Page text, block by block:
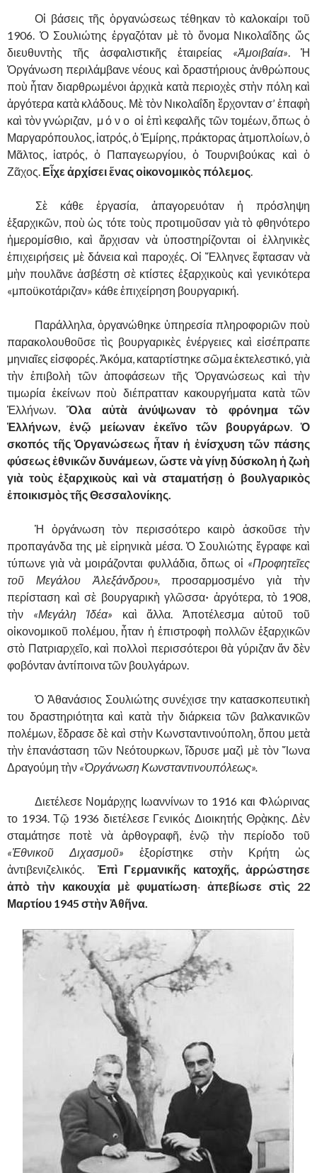
Οἱ βάσεις τῆς ὁργανώσεως τέθηκαν τὸ καλοκαίρι τοῦ
1906. Ὁ Σουλιώτης ἐργαζόταν μὲ τὸ ὄνομα Νικολαΐδης ὥς
διευθυντὴς τῆς ἀσφαλιστικῆς ἑταιρείας «Ἁμοιβαία». Ἡ
Ὀργάνωση περιλάμβανε νέους καὶ δραστήριους ἀνθρώπους
ποὺ ἦταν διαρθρωμένοι ἀρχικὰ κατὰ περιοχὲς στὴν πόλη καὶ
ἀργότερα κατὰ κλάδους. Μὲ τὸν Νικολαΐδη ἔρχονταν σ’ ἐπαφὴ
καὶ τὸν γνώριζαν, μ ό ν ο οἱ ἐπὶ κεφαλῆς τῶν τομέων, ὅπως ὁ
Μαργαρόπουλος, ἰατρός, ὁ Ἐμίρης, πράκτορας ἀτμοπλοίων, ὁ
Μᾶλτος, ἰατρός, ὁ Παπαγεωργίου, ὁ Τουρνιβούκας καὶ ὁ
Ζᾶχος. Εἶχε ἀρχίσει ἕνας οἰκονομικὸς πόλεμος.
Σὲ κάθε ἐργασία, ἀπαγορευόταν ἡ πρόσληψη
ἐξαρχικῶν, ποὺ ὡς τότε τοὺς προτιμοῦσαν γιὰ τὸ φθηνότερο
ἡμερομίσθιο, καὶ ἄρχισαν νὰ ὑποστηρίζονται οἱ ἑλληνικὲς
ἐπιχειρήσεις μὲ δάνεια καὶ παροχές. Οἱ Ἕλληνες ἔφτασαν νὰ
μὴν πουλᾶνε ἀσβέστη σὲ κτίστες ἐξαρχικοὺς καὶ γενικότερα
«μποϋκοτάριζαν» κάθε ἐπιχείρηση βουργαρική.
Παράλληλα, ὁργανώθηκε ὑπηρεσία πληροφοριῶν ποὺ
παρακολουθοῦσε τὶς βουργαρικὲς ἐνέργειες καὶ εἰσέπραπε
μηνιαῖες εἰσφορές. Ἀκόμα, καταρτίστηκε σῶμα ἐκτελεστικό, γιὰ
τὴν ἐπιβολὴ τῶν ἀποφάσεων τῆς Ὁργανώσεως καὶ τὴν
τιμωρία ἐκείνων ποὺ διέπρατταν κακουργήματα κατὰ τῶν
Ἑλλήνων. Ὅλα αὐτὰ ἀνύψωναν τὸ φρόνημα τῶν
Ἑλλήνων, ἐνῷ μείωναν ἐκεῖνο τῶν βουργάρων.Ὁ
σκοπός τῆς Ὁργανώσεως ἦταν ἡ ἐνίσχυση τῶν πάσης
φύσεως ἐθνικῶν δυνάμεων, ὥστε νὰ γίνῃ δύσκολη ἡ ζωὴ
γιὰ τοὺς ἐξαρχικοὺς καὶ νὰ σταματήσῃ ὁ βουλγαρικὸς
ἐποικισμὸς τῆς Θεσσαλονίκης.
Ἡ ὁργάνωση τὸν περισσότερο καιρὸ ἀσκοῦσε τὴν
προπαγάνδα της μὲ εἰρηνικὰ μέσα. Ὁ Σουλιώτης ἔγραφε καὶ
τύπωνε γιὰ νὰ μοιράζονται φυλλάδια, ὅπως οἱ «Προφητεῖες
τοῦ Μεγάλου Ἀλεξάνδρου», προσαρμοσμένο γιὰ τὴν
περίσταση καὶ σὲ βουργαρικὴ γλῶσσα· ἀργότερα, τὸ 1908,
τὴν «Μεγάλη Ἰδέα» καὶ ἄλλα. Ἀποτέλεσμα αὐτοῦ τοῦ
οἰκονομικοῦ πολέμου, ἦταν ἡ ἐπιστροφὴ πολλῶν ἐξαρχικῶν
στὸ Πατριαρχεῖο, καὶ πολλοὶ περισσότεροι θὰ γύριζαν ἄν δὲν
φοβόνταν ἀντίποινα τῶν βουλγάρων.
Ὁ Ἀθανάσιος Σουλιώτης συνέχισε την κατασκοπευτικὴ
του δραστηριότητα καὶ κατὰ τὴν διάρκεια τῶν βαλκανικῶν
πολέμων, ἔδρασε δὲ καὶ στὴν Κωνσταντινούπολη, ὅπου μετὰ
τὴν ἐπανάσταση τῶν Νεότουρκων, ἵδρυσε μαζὶ μὲ τὸν Ἴωνα
Δραγούμη τὴν «Ὀργάνωση Κωνσταντινουπόλεως».
Διετέλεσε Νομάρχης Ιωαννίνων το 1916 και Φλώρινας
το 1934. Τῷ 1936 διετέλεσε Γενικός Διοικητής Θρᾲκης. Δὲν
σταμάτησε ποτὲ νὰ ἀρθογραφῆ, ἐνῷ τὴν περίοδο τοῦ
«Ἐθνικοῦ Διχασμοῦ» ἐξορίστηκε στὴν Κρήτη ὡς
ἀντιβενιζελικός. Ἐπὶ Γερμανικῆς κατοχῆς, ἀρρώστησε
ἀπὸ τὴν κακουχία μὲ φυματίωση· ἀπεβίωσε στὶς 22
Μαρτίου 1945 στὴν Ἀθῆνα.